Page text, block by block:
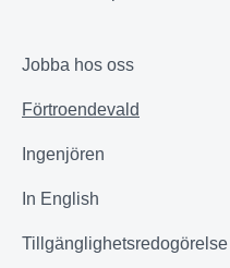
Jobba hos oss
Förtroendevald
Ingenjören
In English
Tillgänglighetsredogörelse